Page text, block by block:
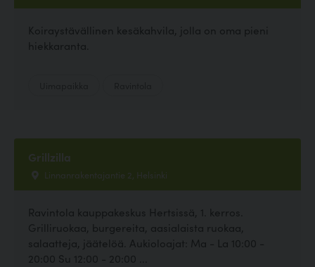
Koiraystävällinen kesäkahvila, jolla on oma pieni
hiekkaranta.
Grillzilla
Linnanrakentajantie 2, Helsinki
Ravintola kauppakeskus Hertsissä, 1. kerros.
Grilliruokaa, burgereita, aasialaista ruokaa,
salaatteja, jäätelöä. Aukioloajat: Ma - La 10:00 -
20:00 Su 12:00 - 20:00 ...